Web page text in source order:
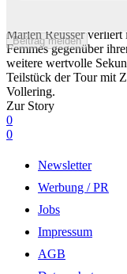
Beitrag melden
Marlen Reusser verliert
Femmes gegenüber
weitere wertvolle
Teilstück der Tour mit
Vollering.
Zur Story
0
0
Newsletter
Werbung / PR
Jobs
Impressum
AGB